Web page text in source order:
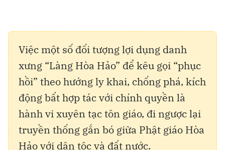
Việc một số đối tượng lợi dụng danh
xưng “Làng Hòa Hảo” để kêu gọi “phục
hồi” theo hướng ly khai, chống phá, kích
động bất hợp tác với chính quyền là
hành vi xuyên tạc tôn giáo, đi ngược lại
truyền thống gắn bó giữa Phật giáo Hòa
Hảo với dân tộc và đất nước.